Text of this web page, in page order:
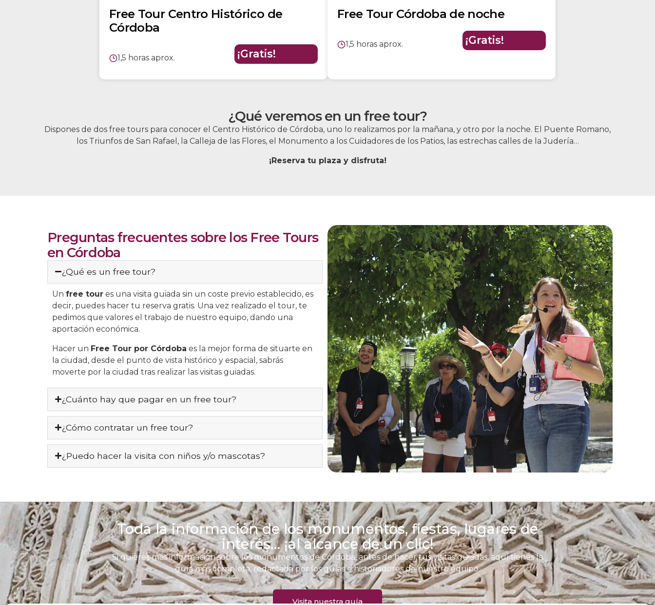
Free Tour Centro Histórico de
Córdoba
1,5 horas aprox. ¡Gratis!
Free Tour Córdoba de noche
1,5 horas aprox. ¡Gratis!
¿Qué veremos en un free tour?
Dispones de dos free tours para conocer el Centro Histórico de Córdoba, uno lo realizamos por la mañana, y otro por la noche. El Puente Romano,
los Triunfos de San Rafael, la Calleja de las Flores, el Monumento a los Cuidadores de los Patios, las estrechas calles de la Judería…
¡Reserva tu plaza y disfruta!
Preguntas frecuentes sobre los Free Tours
en Córdoba
¿Qué es un free tour?
Un free tour es una visita guiada sin un coste previo establecido, es
decir, puedes hacer tu reserva gratis. Una vez realizado el tour, te
pedimos que valores el trabajo de nuestro equipo, dando una
aportación económica.
Hacer un Free Tour por Córdoba es la mejor forma de situarte en
la ciudad, desde el punto de vista histórico y espacial, sabrás
moverte por la ciudad tras realizar las visitas guiadas.
¿Cuánto hay que pagar en un free tour?
¿Cómo contratar un free tour?
¿Puedo hacer la visita con niños y/o mascotas?
Toda la información de los monumentos, fiestas, lugares de
interés… ¡al alcance de un clic!
Si quieres más información sobre los monumentos de Córdoba, antes de hacer tus visitas guiadas, aquí tienes la
guía más completa, redactada por los guías e historiadores de nuestro equipo.
Visita nuestra guía